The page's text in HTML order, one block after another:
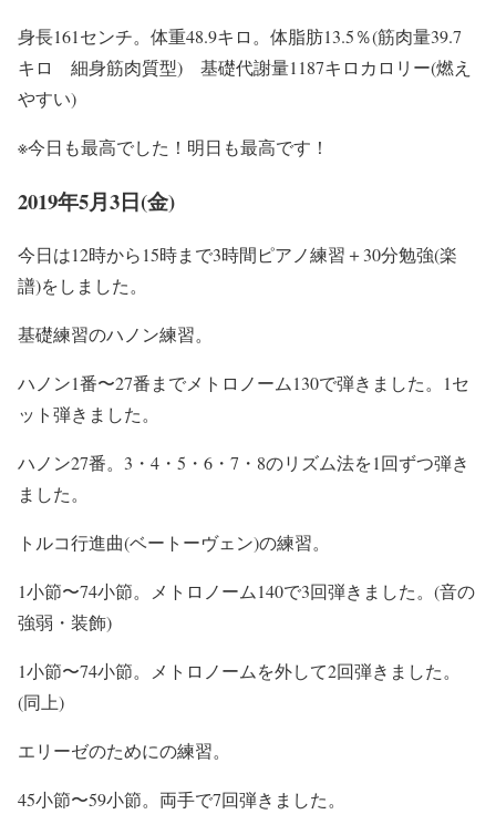
身長161センチ。体重48.9キロ。体脂肪13.5％(筋肉量39.7
キロ 細身筋肉質型) 基礎代謝量1187キロカロリー(燃え
やすい)
※今日も最高でした！明日も最高です！
2019年5月3日(金)
今日は12時から15時まで3時間ピアノ練習＋30分勉強(楽
譜)をしました。
基礎練習のハノン練習。
ハノン1番〜27番までメトロノーム130で弾きました。1セ
ット弾きました。
ハノン27番。3・4・5・6・7・8のリズム法を1回ずつ弾き
ました。
トルコ行進曲(ベートーヴェン)の練習。
1小節〜74小節。メトロノーム140で3回弾きました。(音の
強弱・装飾)
1小節〜74小節。メトロノームを外して2回弾きました。
(同上)
エリーゼのためにの練習。
45小節〜59小節。両手で7回弾きました。